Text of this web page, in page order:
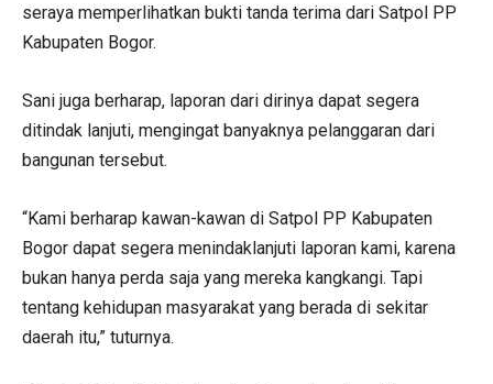
seraya memperlihatkan bukti tanda terima dari Satpol PP
Kabupaten Bogor.
Sani juga berharap, laporan dari dirinya dapat segera
ditindak lanjuti, mengingat banyaknya pelanggaran dari
bangunan tersebut.
“Kami berharap kawan-kawan di Satpol PP Kabupaten
Bogor dapat segera menindaklanjuti laporan kami, karena
bukan hanya perda saja yang mereka kangkangi. Tapi
tentang kehidupan masyarakat yang berada di sekitar
daerah itu,” tuturnya.